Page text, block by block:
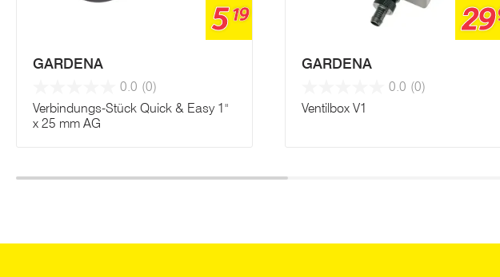
519
GARDENA
0.0 (0)
Verbindungs-Stück Quick & Easy 1"
x 25 mm AG
29
GARDENA
0.0 (0)
Ventilbox V1